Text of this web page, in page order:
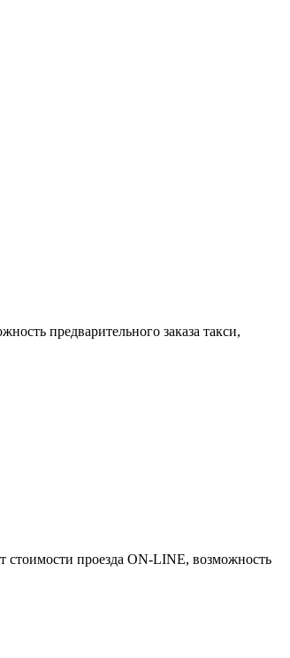
предварительного заказа такси,
стоимости проезда ON-LINE, возможность